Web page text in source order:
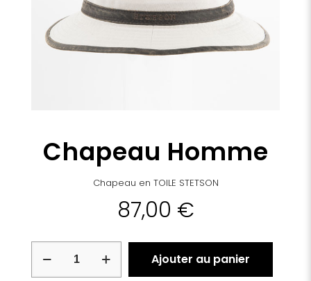
Chapeau Homme
Chapeau en TOILE STETSON
87,00 €
Chapeau
Ajouter au panier